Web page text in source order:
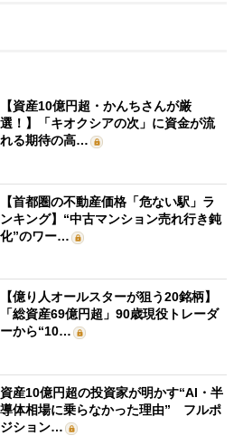
【資産10億円超・かんちさんが厳
選！】「キオクシアの次」に資金が流
れる期待の高…
【首都圏の不動産価格「危ない駅」ラ
ンキング】“中古マンション売れ行き鈍
化”のワー…
【億り人オールスターが狙う20銘柄】
「総資産69億円超」90歳現役トレーダ
ーから“10…
資産10億円超の投資家が明かす“AI・半
導体相場に乗らなかった理由” フルポ
ジション…